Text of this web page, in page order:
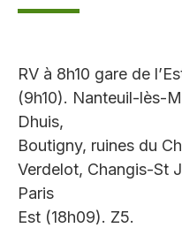
RV à 8h10 gare de
(9h10). Nanteuil-lès-
Dhuis,
Boutigny, ruines du
Verdelot, Changis-St
Paris
Est (18h09). Z5.